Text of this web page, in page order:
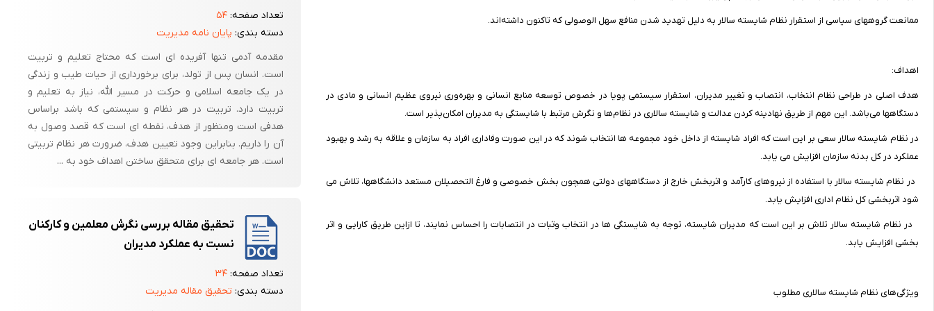
ممانعت گروههای سیاسی از استقرار نظام شایسته سالار به دلیل تهدید شدن منافع سهل الوصولی که تاکنون داشته‌اند.
اهداف:
هدف اصلی در طراحی نظام انتخاب، انتصاب و تغییر مدیران، ‌استقرار سیستمی پویا در خصوص توسعه منابع انسانی و بهره‌وری نیروی عظیم انسانی و مادی در
دستگاهها می‌باشد. این مهم از طریق نهادینه کردن عدالت و شایسته سالاری در نظام‌ها و نگرش مرتبط با شایستگی به مدیران امکان‌پذیر است.
در نظام شایسته سالار سعی بر این است که افراد شایسته از داخل خود مجموعه ها انتخاب شوند که در این صورت وفاداری افراد به سازمان و علاقه به رشد و بهبود
عملکرد در کل بدنه سازمان افزایش می یابد.
در نظام شایسته سالار با استفاده از نیروهای کارآمد و اثربخش خارج از دستگاههای دولتی همچون بخش خصوصی و فارغ التحصیلان مستعد دانشگاهها، تلاش می
شود اثربخشی کل نظام اداری افزایش یابد.
در نظام شایسته سالار تلاش بر این است که مدیران شایسته، توجه به شایستگی ها در انتخاب وثبات در انتصابات را احساس نمایند، تا ازاین طریق کارایی و اثر
بخشی افزایش یابد.
ویژگی‌های نظام شایسته سالاری مطلوب
تعداد صفحه:۵۴
دسته بندی: پایان نامه مدیریت
مقدمه آدمی تنها آفریده ای است که محتاج تعلیم و تربیت
است. انسان پس از تولد، برای برخورداری از حیات طیب و زندگی
در یک جامعه اسلامی و حرکت در مسیر الله، نیاز به تعلیم و
تربیت دارد. تربیت در هر نظام و سیستمی که باشد براساس
هدفی است ومنظور از هدف، نقطه ای است که قصد وصول به
آن را داریم. بنابراین وجود تعیین هدف، ضرورت هر نظام تربیتی
است. هر جامعه ای برای متحقق ساختن اهداف خود به ...
تحقیق مقاله بررسی نگرش معلمین و کارکنان
نسبت به عملکرد مدیران
تعداد صفحه:۳۴
دسته بندی: تحقیق مقاله مدیریت